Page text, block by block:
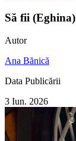
Să fii (Eghina)
Autor
Ana Bănică
Data Publicării
3 Iun. 2026